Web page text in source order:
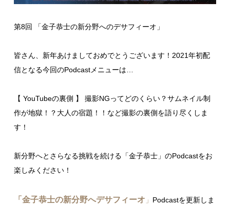
第8回 「金子恭士の新分野へのデサフィーオ」
皆さん、新年あけましておめでとうございます！2021年初配
信となる今回のPodcastメニューは…
【 YouTubeの裏側 】 撮影NGってどのくらい？サムネイル制
作が地獄！？大人の宿題！！など撮影の裏側を語り尽くしま
す！
新分野へとさらなる挑戦を続ける「金子恭士」のPodcastをお
楽しみください！
「金子恭士の新分野へデサフィーオ 」 Podcastを更新しま